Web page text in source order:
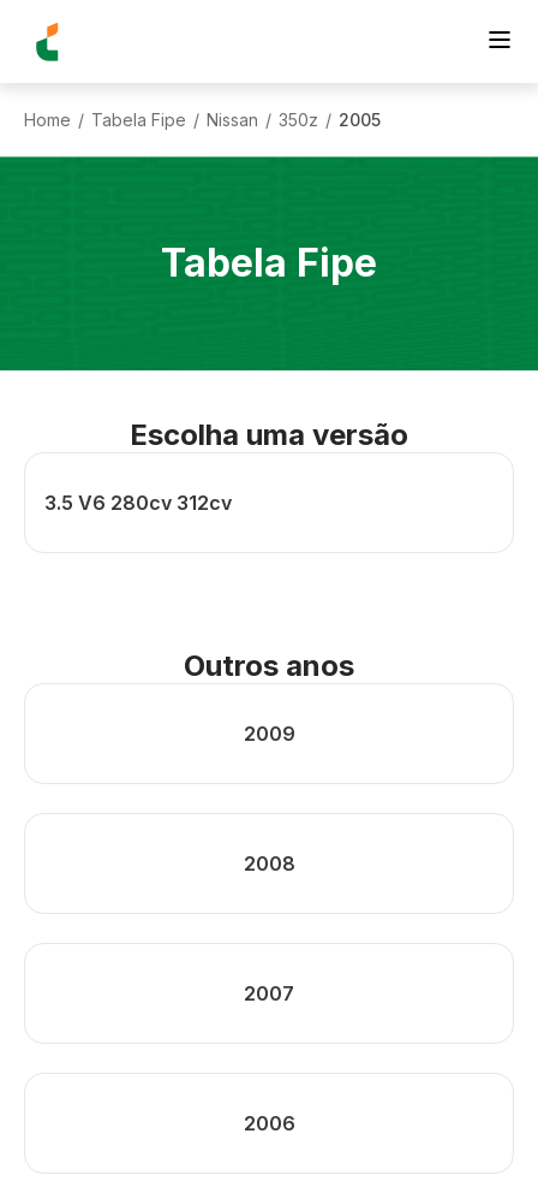
Home / Tabela Fipe / Nissan / 350z / 2005
Tabela Fipe
Escolha uma versão
3.5 V6 280cv 312cv
Outros anos
2009
2008
2007
2006